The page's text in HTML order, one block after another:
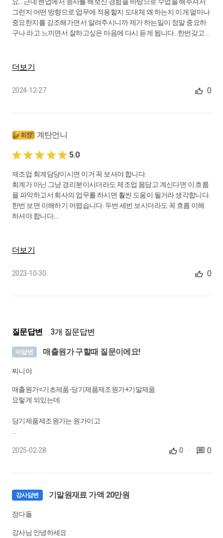
그런지 어떤 방향으로 업무에 적용할지 도대체 왜 하는지 이게 얼마나
중요한지를 강조해가면서 알려주시니까 제가 하는일이 정말 중요하
구나 라고 느끼면서 잘하고싶은 마음에 다시 듣게 됩니다...한번갖고
해결이 되면좋을거 같아요. 정말 들리는데로 큰 글자로 자막이 나오니
더보기
2024-12-27 0
계탄언니
5.0
제조업 회계담당이시면 이거 꼭 보셔야 합니다.
회계가 아닌 그냥 경리분이시더라도 제조업 몸담고 계신다면 이 흐름
을 파악하고서 회사의 업무를 하시면 훨씬 도움이 될거라 생각합니다.
한번 보면 이해하기 어렵습니다. 두번 세번 보시더라도 꼭 흐름 이해
하셔야 합니다.
더보기
2023-10-30 0
질문답변 3개 질문답변
미답변 매출원가 구할때 질문이에요!
찌니야
매출원가=기초제품-당기제품제조원가+기말제품
요렇게 되있는데
당기제품제조원가는 원가이고
2025-02-28 0 · 0
강사답변 기말원재료 가액 20만원
정다돌
강사님 안녕하세요